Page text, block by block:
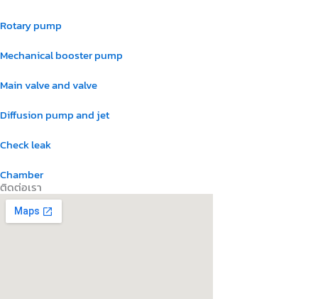
Rotary pump
Mechanical booster pump
Main valve and valve
Diffusion pump and jet
Check leak
Chamber
ติดต่อเรา